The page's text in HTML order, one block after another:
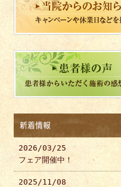
新着情報
2026/03/25
フェア開催中！
2025/11/08